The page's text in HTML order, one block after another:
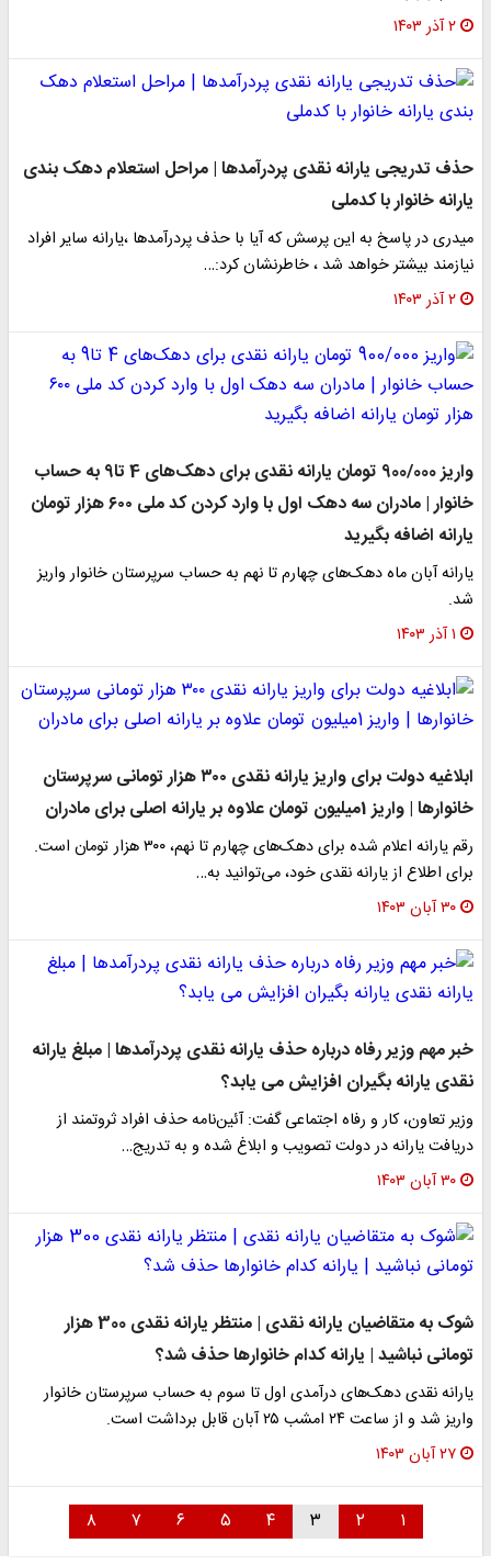
۲ آذر ۱۴۰۳
حذف تدریجی یارانه نقدی پردرآمدها | مراحل استعلام دهک بندی
یارانه خانوار با کدملی
میدری در پاسخ به این پرسش که آیا با حذف پردرآمدها ،‌یارانه سایر افراد
نیازمند بیشتر خواهد شد ،‌ خاطرنشان کرد:…
۲ آذر ۱۴۰۳
واریز 900/000 تومان یارانه نقدی برای دهک‌های 4 تا9 به حساب
خانوار | مادران سه دهک اول با وارد کردن کد ملی ۶۰۰ هزار تومان
یارانه اضافه بگیرید
یارانه آبان ماه دهک‌های چهارم تا نهم به حساب سرپرستان خانوار واریز
شد.
۱ آذر ۱۴۰۳
ابلاغیه دولت برای واریز یارانه نقدی ۳۰۰ هزار تومانی سرپرستان
خانوارها | واریز 1میلیون تومان علاوه بر یارانه اصلی برای مادران
رقم یارانه اعلام شده برای دهک‌های چهارم تا نهم، ۳۰۰ هزار تومان است.
برای اطلاع از یارانه نقدی خود، می‌توانید به…
۳۰ آبان ۱۴۰۳
خبر مهم وزیر رفاه درباره حذف یارانه نقدی پردرآمدها | مبلغ یارانه
نقدی یارانه بگیران افزایش می یابد؟
وزیر تعاون، کار و رفاه اجتماعی گفت: آئین‌نامه حذف افراد ثروتمند از
دریافت یارانه در دولت تصویب و ابلاغ شده و به تدریج…
۳۰ آبان ۱۴۰۳
شوک به متقاضیان یارانه نقدی | منتظر یارانه نقدی 300 هزار
تومانی نباشید | یارانه کدام خانوارها حذف شد؟
یارانه نقدی دهک‌های درآمدی اول تا سوم به حساب سرپرستان خانوار
واریز شد و از ساعت ۲۴ امشب ۲۵ آبان قابل برداشت است.
۲۷ آبان ۱۴۰۳
۱ ۲ ۳ ۴ ۵ ۶ ۷ ۸